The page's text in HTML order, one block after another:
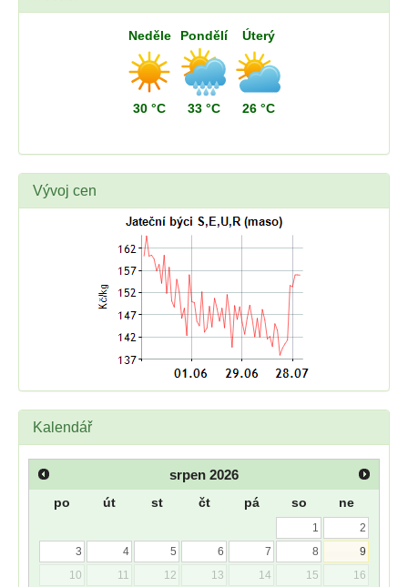
Neděle
30 °C
Pondělí
33 °C
Úterý
26 °C
Vývoj cen
Kalendář
srpen 2026
po út st čt pá so ne
1
2
3
4 5 6 7 8
9
10
11 12 13 14 15
16